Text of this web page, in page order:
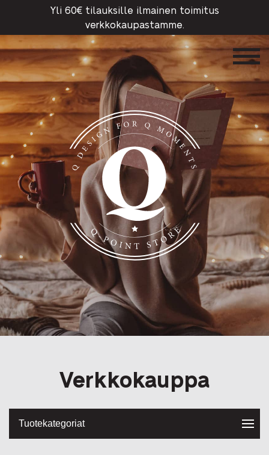
Yli 60€ tilauksille ilmainen toimitus
verkkokaupastamme.
Q-Point
Verkkokauppa
Tuotekategoriat